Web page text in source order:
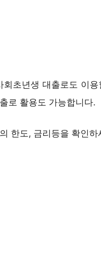
초년생 대출로도 이
로 활용도 가능합니다.
한도, 금리등을 확인하